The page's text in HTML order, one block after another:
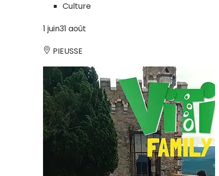
Culture
1 juin31 août
PIEUSSE